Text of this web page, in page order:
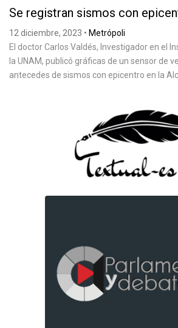
Se registran sismos con
12 diciembre, 2023 • Metrópoli
El doctor Carlos Valdés, Investigador en el
la UNAM, publicó gráficas de un sensor de
antecedes de sismos con epicentro en la